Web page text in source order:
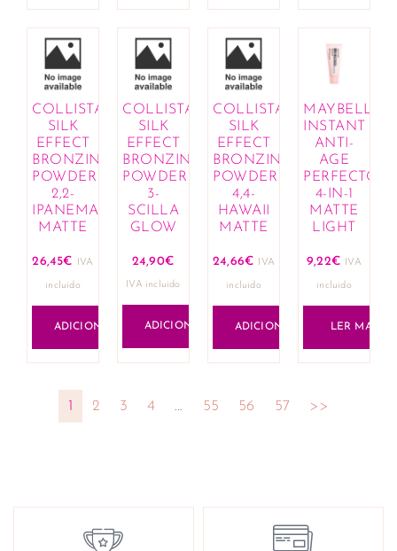
COLLISTAR
SILK
EFFECT
BRONZING
POWDER
2,2-
IPANEMA
MATTE
26,45€ IVA
incluido
ADICIONAR
COLLISTAR
SILK
EFFECT
BRONZING
POWDER
3-
SCILLA
GLOW
24,90€
IVA incluido
ADICIONAR
COLLISTAR
SILK
EFFECT
BRONZING
POWDER
4,4-
HAWAII
MATTE
24,66€ IVA
incluido
ADICIONAR
MAYBELLINE
INSTANT
ANTI-
AGE
PERFECTOR
4-IN-1
MATTE
LIGHT
9,22€ IVA
incluido
LER MAIS
1 2 3 4 … 55 56 57 >>